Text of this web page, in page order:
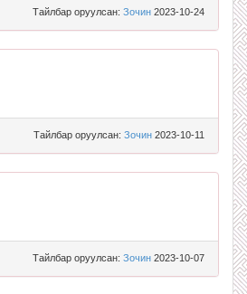
Тайлбар оруулсан: Зочин 2023-10-24
Тайлбар оруулсан: Зочин 2023-10-11
Тайлбар оруулсан: Зочин 2023-10-07